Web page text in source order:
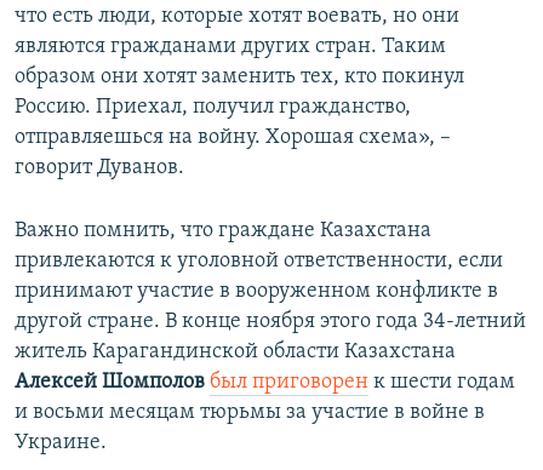
что есть люди, которые хотят воевать, но они
являются гражданами других стран. Таким
образом они хотят заменить тех, кто покинул
Россию. Приехал, получил гражданство,
отправляешься на войну. Хорошая схема», –
говорит Дуванов.
Важно помнить, что граждане Казахстана
привлекаются к уголовной ответственности, если
принимают участие в вооруженном конфликте в
другой стране. В конце ноября этого года 34-летний
житель Карагандинской области Казахстана
Алексей Шомполов был приговорен к шести годам
и восьми месяцам тюрьмы за участие в войне в
Украине.